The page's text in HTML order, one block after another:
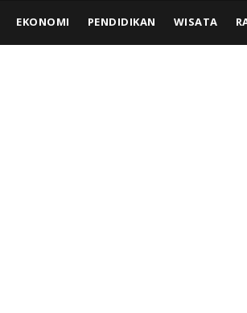
EKONOMI PENDIDIKAN WISATA